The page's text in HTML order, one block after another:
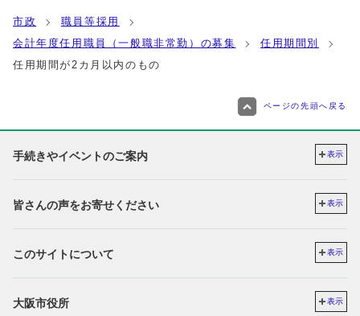
市政
職員等採用
会計年度任用職員（一般職非常勤）の募集
任用期間別
任用期間が2カ月以内のもの
ページの先頭へ戻る
手続きやイベントのご案内 表示
皆さんの声をお寄せください 表示
このサイトについて 表示
大阪市役所 表示